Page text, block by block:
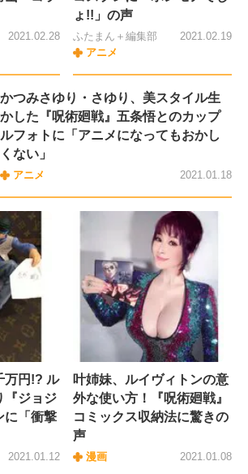
2021.02.28
ょ!!」の声
ふたまん＋編集部
アニメ
2021.02.19
かつみさゆり・さゆり、美スタイル生
かした『呪術廻戦』五条悟とのカップ
ルフォトに「アニメになってもおかし
くない」
アニメ 2021.01.18
万円!? ル
『ジョジ
に「衝撃
2021.01.12
叶姉妹、ルイヴィトンの意
外な使い方！『呪術廻戦』
コミックス収納法に驚きの
声
漫画 2021.01.08